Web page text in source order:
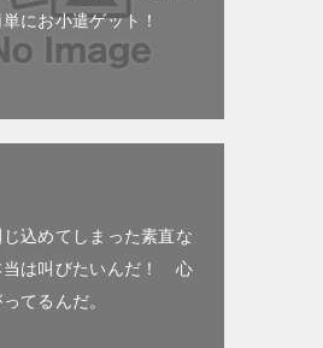
にお小遣ゲット！
込めてしまった素直な
当は叫びたいんだ！ 心
てるんだ。